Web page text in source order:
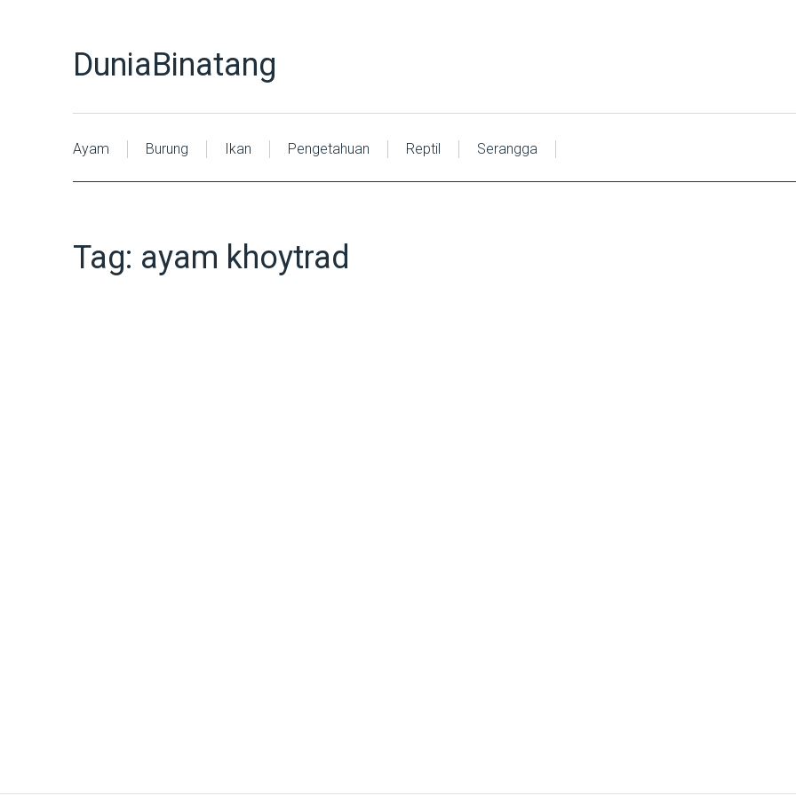
DuniaBinatang
Ayam Burung Ikan Pengetahuan Reptil Serangga
Tag: ayam khoytrad